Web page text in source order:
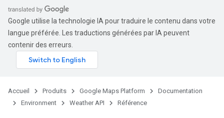
Google utilise la technologie IA pour traduire le contenu dans votre
langue préférée. Les traductions générées par IA peuvent
contenir des erreurs.
Accueil Produits Google Maps Platform
Documentation
Environment
Weather API Référence